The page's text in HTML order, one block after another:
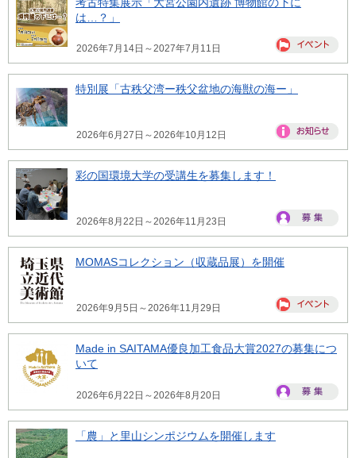
は…？」
2026年7月14日～2027年7月11日
特別展「古秩父湾ー秩父盆地の海獣の海ー」
2026年6月27日～2026年10月12日
彩の国環境大学の受講生を募集します！
2026年8月22日～2026年11月23日
MOMASコレクション（収蔵品展）を開催
2026年9月5日～2026年11月29日
Made in SAITAMA優良加工食品大賞2027の募集につ
いて
2026年6月22日～2026年8月20日
「農」と里山シンポジウムを開催します